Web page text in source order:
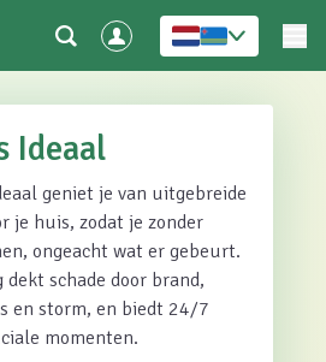
Ideaal
geniet je van uitgebreide
je huis, zodat je zonder
ongeacht wat er gebeurt.
dekt schade door brand,
en storm, en biedt 24/7
momenten.